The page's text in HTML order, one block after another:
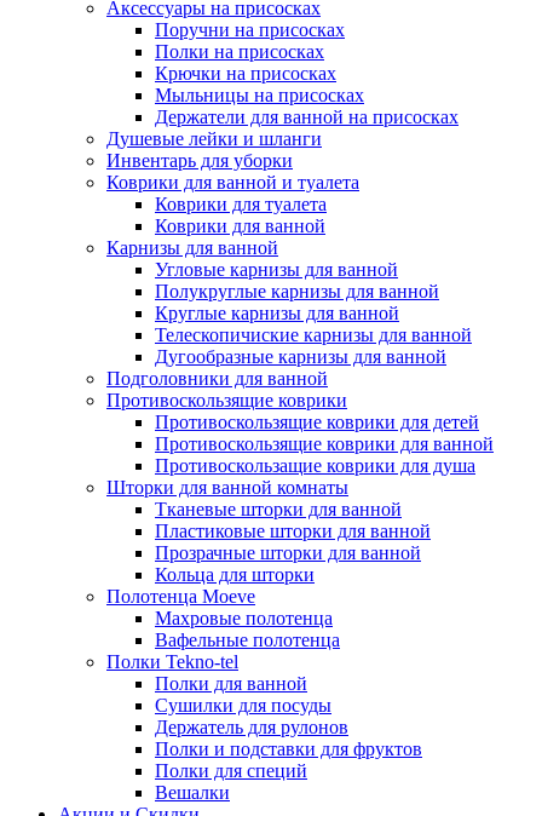
Аксессуары на присосках
Поручни на присосках
Полки на присосках
Крючки на присосках
Мыльницы на присосках
Держатели для ванной на присосках
Душевые лейки и шланги
Инвентарь для уборки
Коврики для ванной и туалета
Коврики для туалета
Коврики для ванной
Карнизы для ванной
Угловые карнизы для ванной
Полукруглые карнизы для ванной
Круглые карнизы для ванной
Телескопичиские карнизы для ванной
Дугообразные карнизы для ванной
Подголовники для ванной
Противоскользящие коврики
Противоскользящие коврики для детей
Противоскользящие коврики для ванной
Противоскользащие коврики для душа
Шторки для ванной комнаты
Тканевые шторки для ванной
Пластиковые шторки для ванной
Прозрачные шторки для ванной
Кольца для шторки
Полотенца Moeve
Махровые полотенца
Вафельные полотенца
Полки Tekno-tel
Полки для ванной
Сушилки для посуды
Держатель для рулонов
Полки и подставки для фруктов
Полки для специй
Вешалки